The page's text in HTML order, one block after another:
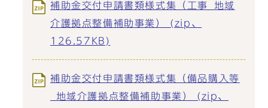
補助金交付申請書類様式集（工事_地域
介護拠点整備補助事業） (zip、
126.57KB)
補助金交付申請書類様式集（備品購入等
_地域介護拠点整備補助事業） (zip、